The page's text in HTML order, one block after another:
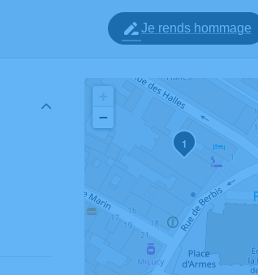
Je rends hommage
1
−